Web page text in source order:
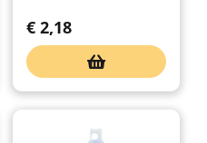
€ 2,18